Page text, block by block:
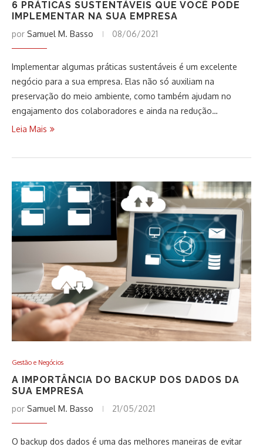
6 PRÁTICAS SUSTENTÁVEIS QUE VOCÊ PODE
IMPLEMENTAR NA SUA EMPRESA
por Samuel M. Basso 08/06/2021
Implementar algumas práticas sustentáveis é um excelente
negócio para a sua empresa. Elas não só auxiliam na
preservação do meio ambiente, como também ajudam no
engajamento dos colaboradores e ainda na redução…
Leia Mais
Gestão e Negócios
A IMPORTÂNCIA DO BACKUP DOS DADOS DA
SUA EMPRESA
por Samuel M. Basso 21/05/2021
O backup dos dados é uma das melhores maneiras de evitar